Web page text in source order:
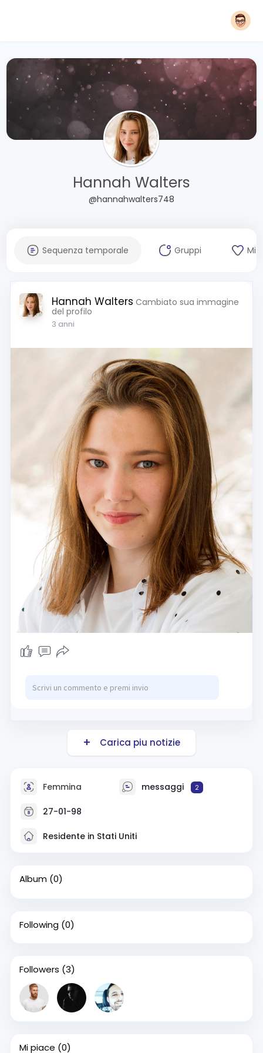
Hannah Walters
@hannahwalters748
Sequenza temporale Gruppi Mi
Hannah Walters Cambiato sua immagine
del profilo
3 anni
Carica piu notizie
Femmina messaggi 2
27-01-98
Residente in Stati Uniti
Album (0)
Following (0)
Followers (3)
Mi piace (0)